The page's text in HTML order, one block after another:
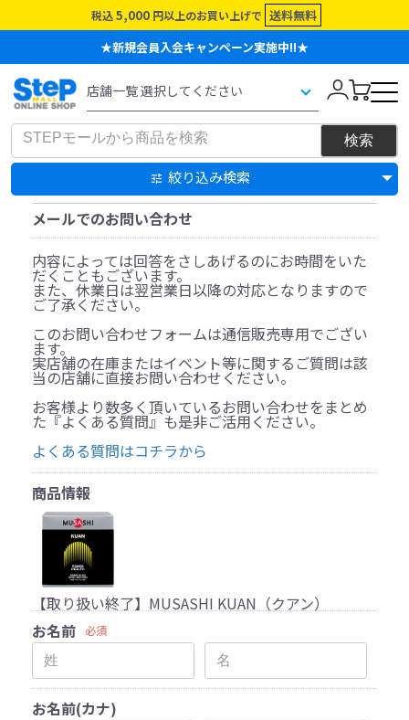
税込 5,000 円以上のお買い上げで 送料無料
★新規会員入会キャンペーン実施中!!★
絞り込み検索
メールでのお問い合わせ
内容によっては回答をさしあげるのにお時間をいた
だくこともございます。
また、休業日は翌営業日以降の対応となりますので
ご了承ください。
このお問い合わせフォームは通信販売専用でござい
ます。
実店舗の在庫またはイベント等に関するご質問は該
当の店舗に直接お問い合わせください。
お客様より数多く頂いているお問い合わせをまとめ
た『よくある質問』も是非ご活用ください。
よくある質問はコチラから
商品情報
【取り扱い終了】MUSASHI KUAN（クアン）
お名前
必須
お名前(カナ)